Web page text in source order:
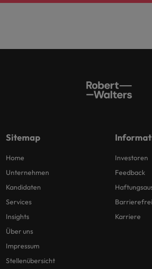
Sitemap
Home
Unternehmen
Kandidaten
Services
Insights
Über uns
Impressum
Stellenübersicht
Investoren
Feedback
Karriere